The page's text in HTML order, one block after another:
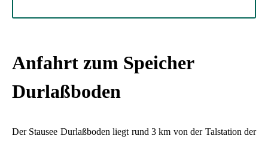
Anfahrt zum Speicher
Durlaßboden
Der Stausee Durlaßboden liegt rund 3 km von der Talstation der